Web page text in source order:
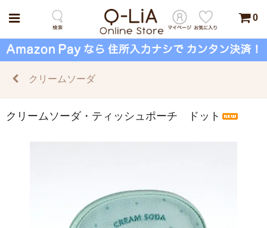
0
クリームソーダ
クリームソーダ・ティッシュポーチ ドット